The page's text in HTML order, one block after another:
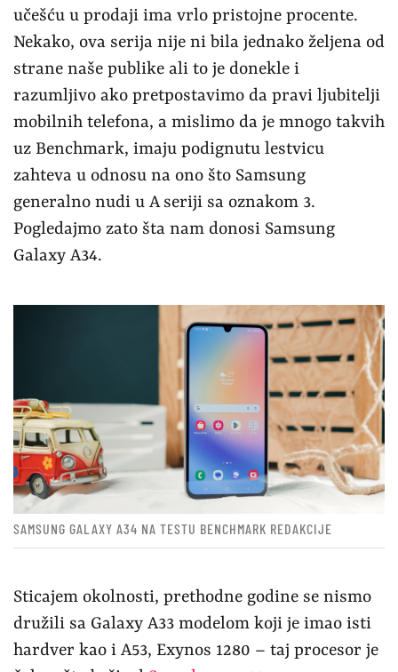
učešću u prodaji ima vrlo pristojne procente.
Nekako, ova serija nije ni bila jednako željena od
strane naše publike ali to je donekle i
razumljivo ako pretpostavimo da pravi ljubitelji
mobilnih telefona, a mislimo da je mnogo takvih
uz Benchmark, imaju podignutu lestvicu
zahteva u odnosu na ono što Samsung
generalno nudi u A seriji sa oznakom 3.
Pogledajmo zato šta nam donosi Samsung
Galaxy A34.
SAMSUNG GALAXY A34 NA TESTU BENCHMARK REDAKCIJE
Sticajem okolnosti, prethodne godine se nismo
družili sa Galaxy A33 modelom koji je imao isti
hardver kao i A53, Exynos 1280 – taj procesor je